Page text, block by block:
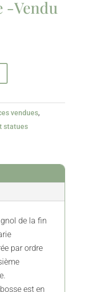
-Vendu
vendues,
statues
de la fin
par ordre
est en